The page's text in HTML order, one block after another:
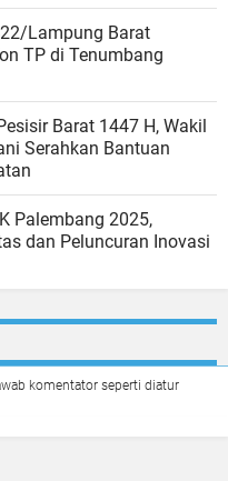
Lampung Barat
TP di Tenumbang
Barat 1447 H, Wakil
Serahkan Bantuan
Palembang 2025,
dan Peluncuran Inovasi
komentator seperti diatur